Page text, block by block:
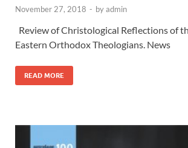
November 27, 2018 - byadmin
Review of Christological Reflections of
Eastern Orthodox Theologians. News
READ MORE